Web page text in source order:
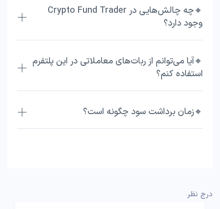
🔸چه چالش‌هایی در Crypto Fund Trader
وجود دارد؟
🔸آیا می‌توانم از ربات‌های معاملاتی در این پلتفرم
استفاده کنم؟
🔸زمان برداشت سود چگونه است؟
درج نظر